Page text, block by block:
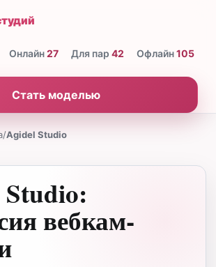
Онлайн27 Для пар 42 Офлайн105
Стать моделью
/Agidel Studio
вебкам-